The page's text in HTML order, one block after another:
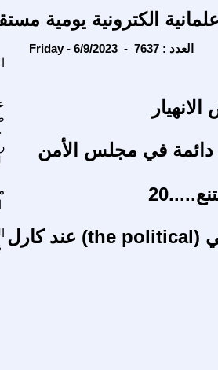
الكترونية يومية
Friday - 6/9/2023 - العدد : 7637
دائمة في مجلس الأمن
بنية مفهوم اللاهوت السياسي (the political) عند كارل